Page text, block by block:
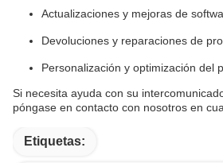
Actualizaciones y mejoras de
Devoluciones y reparaciones de
Personalización y optimización del
Si necesita ayuda con su
póngase en contacto con nosotros en
Etiquetas: